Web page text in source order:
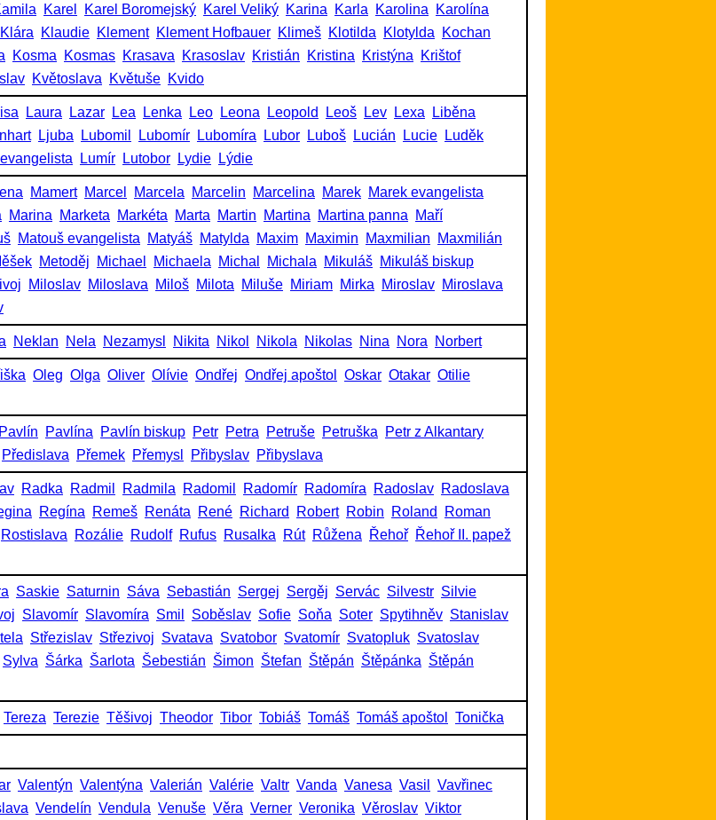
Karel Karel Boromejský Karel Veliký Karina Karla Karolina
Karolína
Klára Klaudie Klement Klement Hofbauer Klimeš Klotilda Klotylda
Kochan
Kosma Kosmas Krasava Krasoslav Kristián Kristina Kristýna
Krištof
Květoslava Květuše Kvido
Laura Lazar Lea Lenka Leo Leona Leopold Leoš Lev Lexa
Liběna
Ljuba Lubomil Lubomír Lubomíra Lubor Luboš Lucián Lucie
Luděk
Lumír Lutobor Lydie Lýdie
Mamert Marcel Marcela Marcelin Marcelina Marek Marek evangelista
Marina Marketa Markéta Marta Martin Martina Martina panna
Maří
Matouš evangelista Matyáš Matylda Maxim Maximin Maxmilian
Maxmilián
Metoděj Michael Michaela Michal Michala Mikuláš Mikuláš biskup
Miloslav Miloslava Miloš Milota Miluše Miriam Mirka Miroslav Miroslava
Neklan Nela Nezamysl Nikita Nikol Nikola Nikolas Nina Nora Norbert
Oleg Olga Oliver Olívie Ondřej Ondřej apoštol Oskar Otakar Otilie
Pavlín Pavlína Pavlín biskup Petr Petra Petruše Petruška
Petr z Alkantary
Předislava Přemek Přemysl Přibyslav Přibyslava
Radka Radmil Radmila Radomil Radomír Radomíra Radoslav Radoslava
Regína Remeš Renáta René Richard Robert Robin Roland
Roman
Rostislava Rozálie Rudolf Rufus Rusalka Rút Růžena Řehoř Řehoř II. papež
Saskie Saturnin Sáva Sebastián Sergej Sergěj Servác Silvestr Silvie
Slavomír Slavomíra Smil Soběslav Sofie Soňa Soter Spytihněv Stanislav
Střezislav Střezivoj Svatava Svatobor Svatomír Svatopluk Svatoslav
Sylva Šárka Šarlota Šebestián Šimon Štefan Štěpán Štěpánka Štěpán
Tereza Terezie Těšivoj Theodor Tibor Tobiáš Tomáš Tomáš apoštol Tonička
Valentýn Valentýna Valerián Valérie Valtr Vanda Vanesa Vasil
Vavřinec
Vendelín Vendula Venuše Věra Verner Veronika Věroslav Viktor